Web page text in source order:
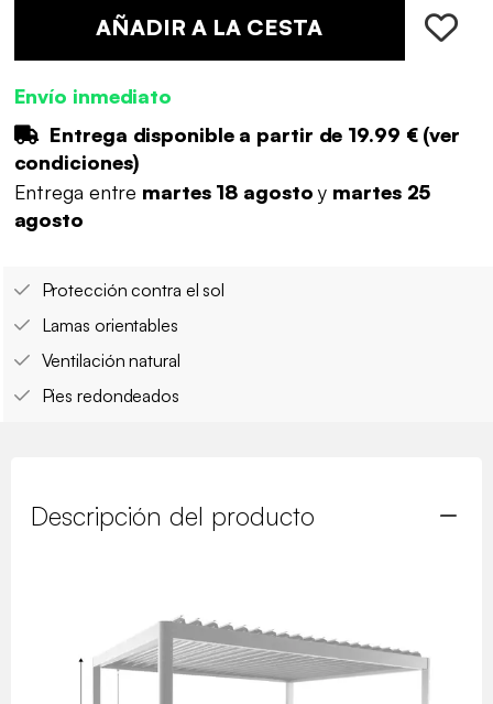
AÑADIR A LA CESTA
Envío inmediato
Entrega disponible a partir de 19.99 €(ver
condiciones)
Entrega entre martes 18 agostoy martes 25
agosto
Protección contra el sol
Lamas orientables
Ventilación natural
Pies redondeados
Descripción del producto